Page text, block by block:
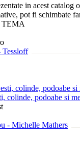
in acest catalog
pot fi schimbate
TEMA
colinde, podoabe si